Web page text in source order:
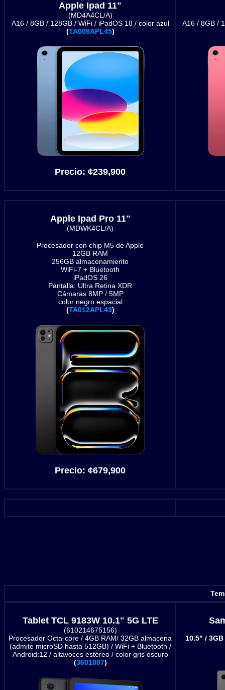
Apple Ipad 11"
(MD4A4CL/A)
A16 / 8GB / 128GB / WiFi / iPadOS 18 / color azul
(TA009APL45)
Precio: ¢239,900
A16 / 8GB /
Apple Ipad Pro 11"
(MDWK4CL/A)
Procesador con chip M5 de Apple
12GB RAM
256GB almacenamiento
WiFi-7 + Bluetooth
iPadOS 26
Pantalla: Ultra Retina XDR
Cámaras 8MP / 5MP
color negro espacial
(TA012APL43)
Precio: ¢679,900
Tablet TCL 9183W 10.1" 5G LTE
(610214675156)
Procesador Octa-core / 4GB RAM/ 32GB almacena
(admite microSD hasta 512GB) / WiFi + Bluetooth /
Android:12 / altavoces estéreo / color gris oscuro
(3601007)
10.5" /